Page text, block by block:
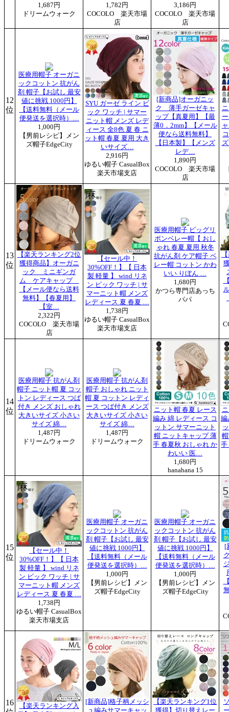
1,687円
ドリームウォーク
1,782円
COCOLO 楽天市場
店
3,186円
COCOLO 楽天市場
店
12
位
医療用帽子 オーガニ
ックコットン 抗がん
剤 帽子【お試し 最安
値に挑戦 1000円】
【送料無料（メール
便発送を選択時）…
1,000円
【男前レシピ】メン
ズ帽子EdgeCity
SYU ガーゼ ライン ビ
ック ワッチ | サマー
ニット帽 メンズ レデ
ィース 全8色 夏 春 ニ
ット帽 春夏 夏用 大き
いサイズ…
2,916円
ゆるい帽子 CasualBox
楽天市場支店
[新商品]オーガニッ
ク 薄手ガーゼキャ
ップ【真夏用】【最
薄0．2mm】【メール
便なら送料無料】
【日本製】【メンズ
レデ…
1,890円
COCOLO 楽天市場
店
13
位
【楽天ランキング2位
獲得商品】オーガニ
ック ミニギンガ
ム ケアキャップ
【メール便なら送料
無料】【春夏用】
【室…
2,322円
COCOLO 楽天市場
店
【セール中！
30%OFF！】【 日本
製 軽量 】 wind リネ
ン ビック ワッチ | サ
マーニット帽 メンズ
レディース 夏 春夏 …
1,738円
ゆるい帽子 CasualBox
楽天市場支店
医療用帽子 ビッグリ
ボンベレー帽【 おし
ゃれ 春夏 夏用 秋冬
抗がん剤 ケア帽子 ベ
レー帽 コットン かわ
いい りぼん …
1,680円
かつら専門店あっち
パパ
14
位
医療用帽子 抗がん剤
帽子 ニット帽 夏 コッ
トン レディース つば
付き メンズ おしゃれ
大きいサイズ 小さい
サイズ 綿…
1,487円
ドリームウォーク
医療用帽子 抗がん剤
帽子 おしゃれ ニット
帽 夏 コットン レディ
ース つば付き メンズ
大きいサイズ 小さい
サイズ 綿…
1,487円
ドリームウォーク
ニット帽 春夏 レース
編み 綿 レディース コ
ットン サマーニット
帽 ニットキャップ 薄
手 春夏秋 おしゃれ か
わいい 医…
1,680円
hanahana 15
編
手
15
位
【セール中！
30%OFF！】【 日本
製 軽量 】 wind リネ
ン ビック ワッチ | サ
マーニット帽 メンズ
レディース 夏 春夏 …
1,738円
ゆるい帽子 CasualBox
楽天市場支店
医療用帽子 オーガニ
ックコットン 抗がん
剤 帽子【お試し 最安
値に挑戦 1000円】
【送料無料（メール
便発送を選択時）…
1,000円
【男前レシピ】メン
ズ帽子EdgeCity
医療用帽子 オーガニ
ックコットン 抗がん
剤 帽子【お試し 最安
値に挑戦 1000円】
【送料無料（メール
便発送を選択時）…
1,000円
【男前レシピ】メン
ズ帽子EdgeCity
[
16
【楽天ランキング入
[新商品]格子柄メッシ
ュ編みサマーキャッ
【楽天ランキング1位
獲得】切り替えレー